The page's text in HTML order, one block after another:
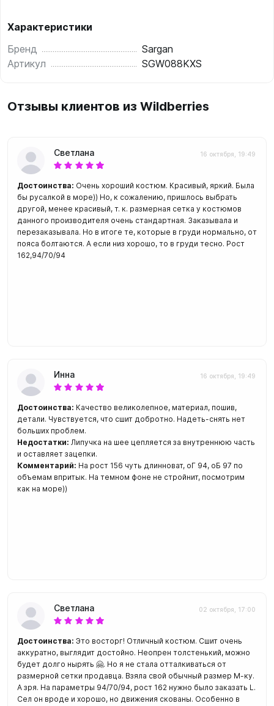
Характеристики
Бренд
Sargan
Артикул
SGW088KXS
Отзывы клиентов из Wildberries
Светлана 16 октября, 19:49
Достоинства: Очень хороший костюм. Красивый, яркий. Была
бы русалкой в море)) Но, к сожалению, пришлось выбрать
другой, менее красивый, т. к. размерная сетка у костюмов
данного производителя очень стандартная. Заказывала и
перезаказывала. Но в итоге те, которые в груди нормально, от
пояса болтаются. А если низ хорошо, то в груди тесно. Рост
162,94/70/94
Инна 16 октября, 19:49
Достоинства: Качество великолепное, материал, пошив,
детали. Чувствуется, что сшит добротно. Надеть-снять нет
больших проблем.
Недостатки: Липучка на шее цепляется за внутреннюю часть
и оставляет зацепки.
Комментарий: На рост 156 чуть длинноват, оГ 94, оБ 97 по
объемам впритык. На темном фоне не стройнит, посмотрим
как на море))
Светлана 02 октября, 17:00
Достоинства: Это восторг! Отличный костюм. Сшит очень
аккуратно, выглядит достойно. Неопрен толстенький, можно
будет долго нырять 🤗. Но я не стала отталкиваться от
размерной сетки продавца. Взяла свой обычный размер М-ку.
А зря. На параметры 94/70/94, рост 162 нужно было заказать L.
Сел он вроде и хорошо, но движения скованы. Особенно в